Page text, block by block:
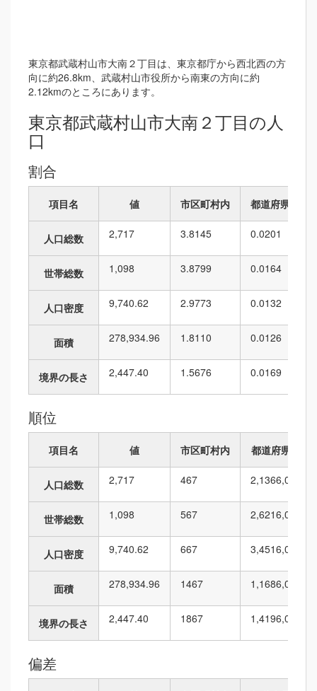
東京都武蔵村山市大南２丁目は、東京都庁から西北西の方
向に約26.8km、武蔵村山市役所から南東の方向に約
2.12kmのところにあります。
東京都武蔵村山市大南２丁目の人
口
割合
項目名 値 市区町村内 都道府県内
人口総数 2,717 3.8145 0.0201
世帯総数 1,098 3.8799 0.0164
人口密度 9,740.62 2.9773 0.0132
面積 278,934.96 1.8110 0.0126
境界の長さ 2,447.40 1.5676 0.0169
順位
項目名 値 市区町村内 都道府県内
人口総数 2,717 467 2,1366,010
世帯総数 1,098 567 2,6216,010
人口密度 9,740.62 667 3,4516,010
面積 278,934.96 1467 1,1686,010
境界の長さ 2,447.40 1867 1,4196,010
偏差